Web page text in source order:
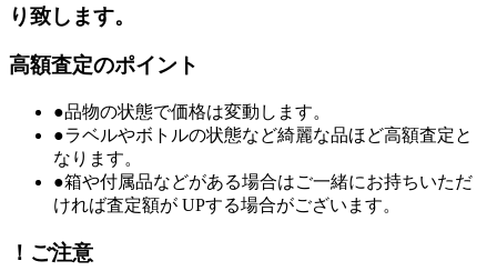
り致します。
高額査定のポイント
●品物の状態で価格は変動します。
●ラベルやボトルの状態など綺麗な品ほど高額査定と
なります。
●箱や付属品などがある場合はご一緒にお持ちいただ
ければ査定額が UPする場合がございます。
！ご注意